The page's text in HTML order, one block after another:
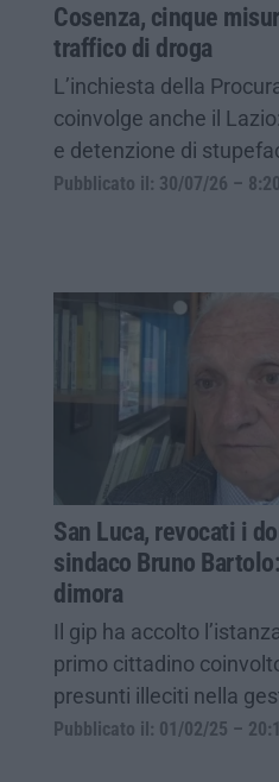
Cosenza, cinque
traffico di droga
L’inchiesta della
coinvolge anche il
e detenzione di
Pubblicato il: 30/07/26 – 8:20
San Luca, revocati i
sindaco Bruno
dimora
Il gip ha accolto
primo cittadino
presunti illeciti nella
Pubblicato il: 01/02/25 –